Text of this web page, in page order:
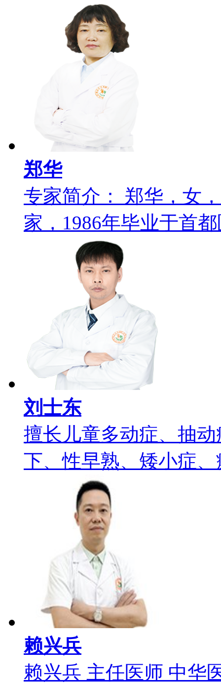
郑华
专家简介： 郑华，女
家，1986年毕业于首
刘士东
擅长儿童多动症、抽
下、性早熟、矮小症、
赖兴兵
赖兴兵 主任医师 中华